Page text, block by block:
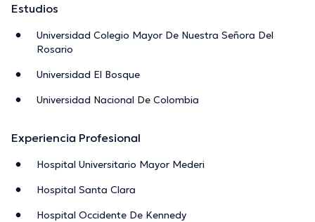
Estudios
Universidad Colegio Mayor De Nuestra Señora Del
Rosario
Universidad El Bosque
Universidad Nacional De Colombia
Experiencia Profesional
Hospital Universitario Mayor Mederi
Hospital Santa Clara
Hospital Occidente De Kennedy